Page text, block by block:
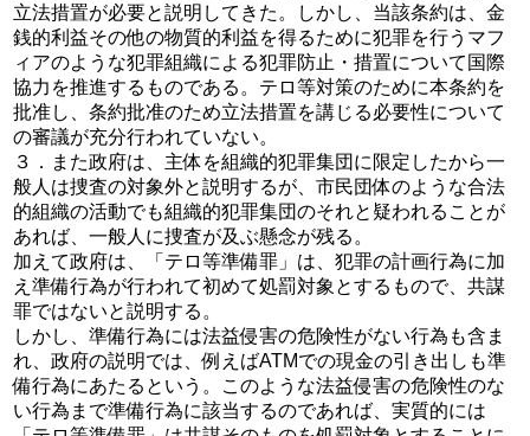
立法措置が必要と説明してきた。しかし、当該条約は、金
銭的利益その他の物質的利益を得るために犯罪を行うマフ
ィアのような犯罪組織による犯罪防止・措置について国際
協力を推進するものである。テロ等対策のために本条約を
批准し、条約批准のため立法措置を講じる必要性について
の審議が充分行われていない。
３．また政府は、主体を組織的犯罪集団に限定したから一
般人は捜査の対象外と説明するが、市民団体のような合法
的組織の活動でも組織的犯罪集団のそれと疑われることが
あれば、一般人に捜査が及ぶ懸念が残る。
加えて政府は、「テロ等準備罪」は、犯罪の計画行為に加
え準備行為が行われて初めて処罰対象とするもので、共謀
罪ではないと説明する。
しかし、準備行為には法益侵害の危険性がない行為も含ま
れ、政府の説明では、例えばATMでの現金の引き出しも準
備行為にあたるという。このような法益侵害の危険性のな
い行為まで準備行為に該当するのであれば、実質的には